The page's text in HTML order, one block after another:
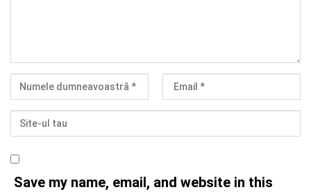
Save my name, email, and website in this